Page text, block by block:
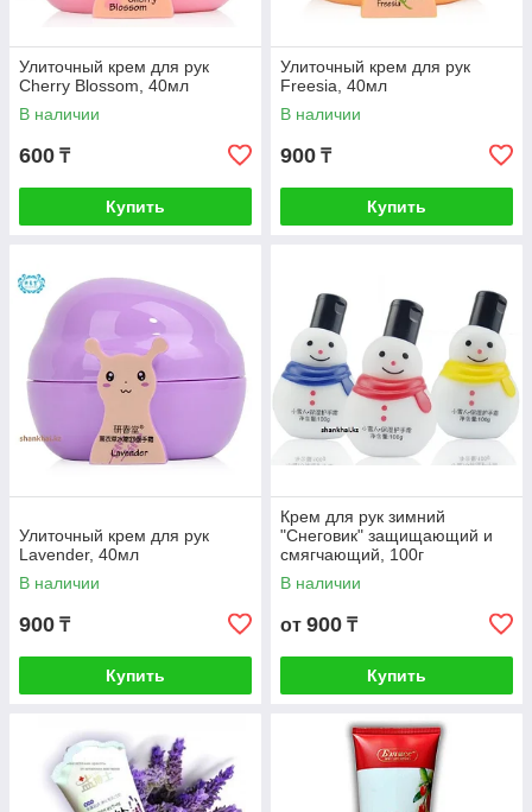
Улиточный крем для рук
Cherry Blossom, 40мл
В наличии
600 ₸
Купить
Улиточный крем для рук
Freesia, 40мл
В наличии
900 ₸
Купить
Улиточный крем для рук
Lavender, 40мл
В наличии
900 ₸
Купить
Крем для рук зимний
"Снеговик" защищающий и
смягчающий, 100г
В наличии
от 900 ₸
Купить